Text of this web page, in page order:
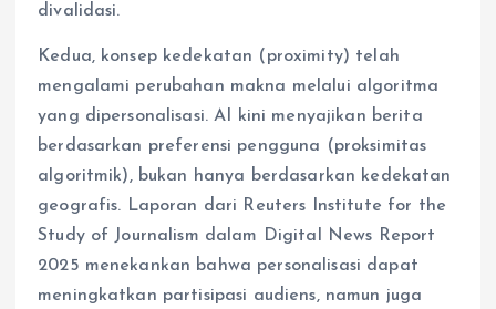
divalidasi.
Kedua, konsep kedekatan (proximity) telah
mengalami perubahan makna melalui algoritma
yang dipersonalisasi. AI kini menyajikan berita
berdasarkan preferensi pengguna (proksimitas
algoritmik), bukan hanya berdasarkan kedekatan
geografis. Laporan dari Reuters Institute for the
Study of Journalism dalam Digital News Report
2025 menekankan bahwa personalisasi dapat
meningkatkan partisipasi audiens, namun juga